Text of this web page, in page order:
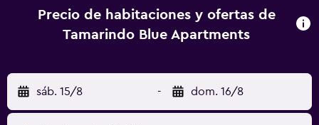
establecimiento o los alrededores se pueden practicar
numerosas actividades, como equitación, submarinismo y
distancia, mientras que el aeropuerto local se encuentra a
10 minutos en coche del Tamarindo Blue Apartments.
Precio de habitaciones y ofertas de
Tamarindo Blue Apartments
sáb. 15/8 - dom. 16/8